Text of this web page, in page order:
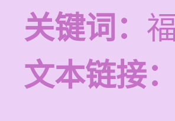
关键词：
文本链接：